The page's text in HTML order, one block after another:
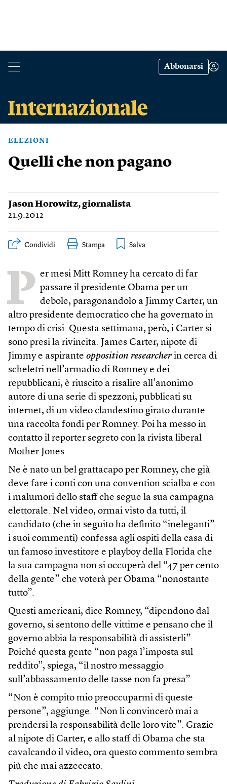
Abbonarsi
ELEZIONI
Quelli che non pagano
Jason Horowitz, giornalista
21.9.2012
Condividi Stampa
P er mesi Mitt Romney ha cercato di far
passare il presidente Obama per un
debole, paragonandolo a Jimmy Carter, un
altro presidente democratico che ha governato in
tempo di crisi. Questa settimana, però, i Carter si
sono presi la rivincita. James Carter, nipote di
Jimmy e aspirante opposition researcherin cerca di
scheletri nell’armadio di Romney e dei
repubblicani, è riuscito a risalire all’anonimo
autore di una serie di spezzoni, pubblicati su
internet, di un video clandestino girato durante
una raccolta fondi per Romney. Poi ha messo in
contatto il reporter segreto con la rivista liberal
Mother Jones.
Ne è nato un bel grattacapo per Romney, che già
deve fare i conti con una convention scialba e con
i malumori dello staff che segue la sua campagna
elettorale. Nel video, ormai visto da tutti, il
candidato (che in seguito ha definito “ineleganti”
i suoi commenti) confessa agli ospiti della casa di
un famoso investitore e playboy della Florida che
la sua campagna non si occuperà del “47 per cento
della gente” che voterà per Obama “nonostante
tutto”.
Questi americani, dice Romney, “dipendono dal
governo, si sentono delle vittime e pensano che il
governo abbia la responsabilità di assisterli”.
Poiché questa gente “non paga l’imposta sul
reddito”, spiega, “il nostro messaggio
sull’abbassamento delle tasse non fa presa”.
“Non è compito mio preoccuparmi di queste
persone”, aggiunge. “Non li convincerò mai a
prendersi la responsabilità delle loro vite”. Grazie
al nipote di Carter, e allo staff di Obama che sta
cavalcando il video, ora questo commento sembra
più che mai azzeccato.